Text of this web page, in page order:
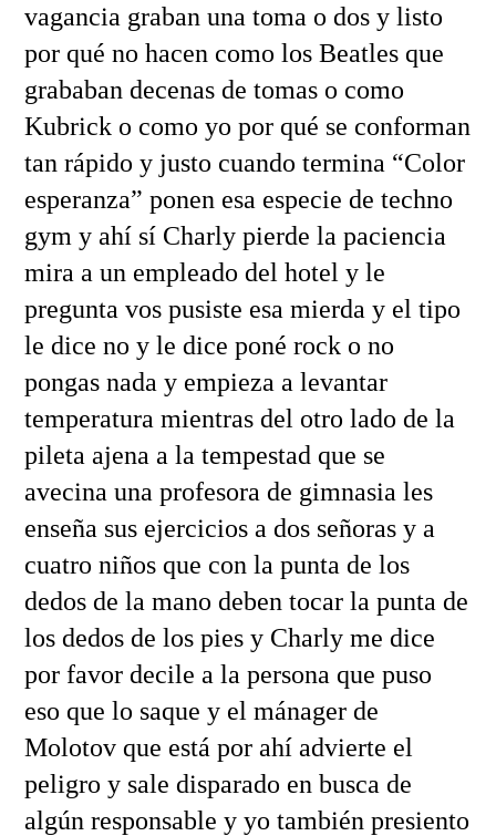
vagancia graban una toma o dos y listo
por qué no hacen como los Beatles que
grababan decenas de tomas o como
Kubrick o como yo por qué se conforman
tan rápido y justo cuando termina “Color
esperanza” ponen esa especie de techno
gym y ahí sí Charly pierde la paciencia
mira a un empleado del hotel y le
pregunta vos pusiste esa mierda y el tipo
le dice no y le dice poné rock o no
pongas nada y empieza a levantar
temperatura mientras del otro lado de la
pileta ajena a la tempestad que se
avecina una profesora de gimnasia les
enseña sus ejercicios a dos señoras y a
cuatro niños que con la punta de los
dedos de la mano deben tocar la punta de
los dedos de los pies y Charly me dice
por favor decile a la persona que puso
eso que lo saque y el mánager de
Molotov que está por ahí advierte el
peligro y sale disparado en busca de
algún responsable y yo también presiento